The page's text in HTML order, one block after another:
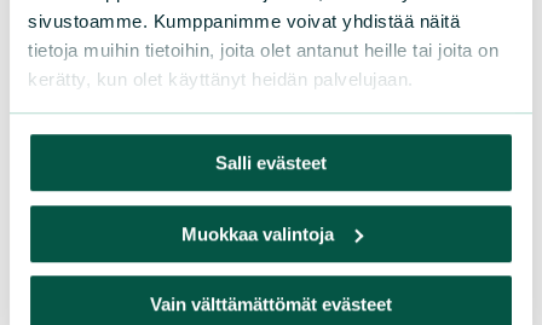
sivustoamme. Kumppanimme voivat yhdistää näitä
tietoja muihin tietoihin, joita olet antanut heille tai joita on
kerätty, kun olet käyttänyt heidän palvelujaan.
Salli evästeet
Muokkaa valintoja
Vain välttämättömät evästeet
Liity